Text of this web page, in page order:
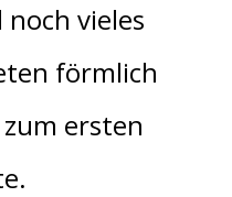
vieles
förmlich
ersten